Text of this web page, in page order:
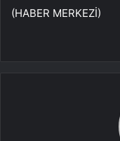
(HABER MERKEZİ)